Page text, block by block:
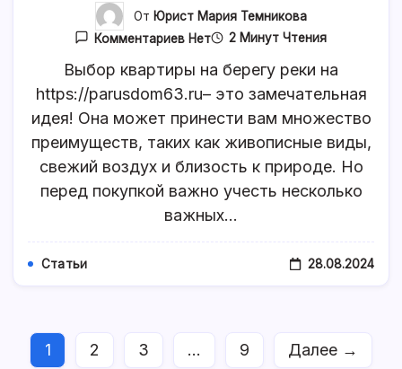
От Юрист Мария Темникова
КомментариевК
Как
Подобрать
Квартиру
Берегу
Реки
Нет 2 Минут Чтения
Выбор квартиры на берегу реки на
https://parusdom63.ru– это замечательная
идея! Она может принести вам множество
преимуществ, таких как живописные виды,
свежий воздух и близость к природе. Но
перед покупкой важно учесть несколько
важных…
Статьи 28.08.2024
1 2 3 … 9 Далее →